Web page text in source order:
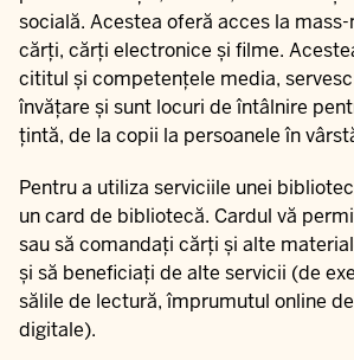
socială. Acestea oferă acces la
cărți, cărți electronice și filme.
cititul și competențele media,
învățare și sunt locuri de întâlnire
țintă, de la copii la persoanele în
Pentru a utiliza serviciile unei
un card de bibliotecă. Cardul vă
sau să comandați cărți și alte
și să beneficiați de alte servicii (de
sălile de lectură, împrumutul online
digitale).